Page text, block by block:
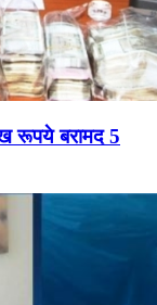
रूपये बरामद 5